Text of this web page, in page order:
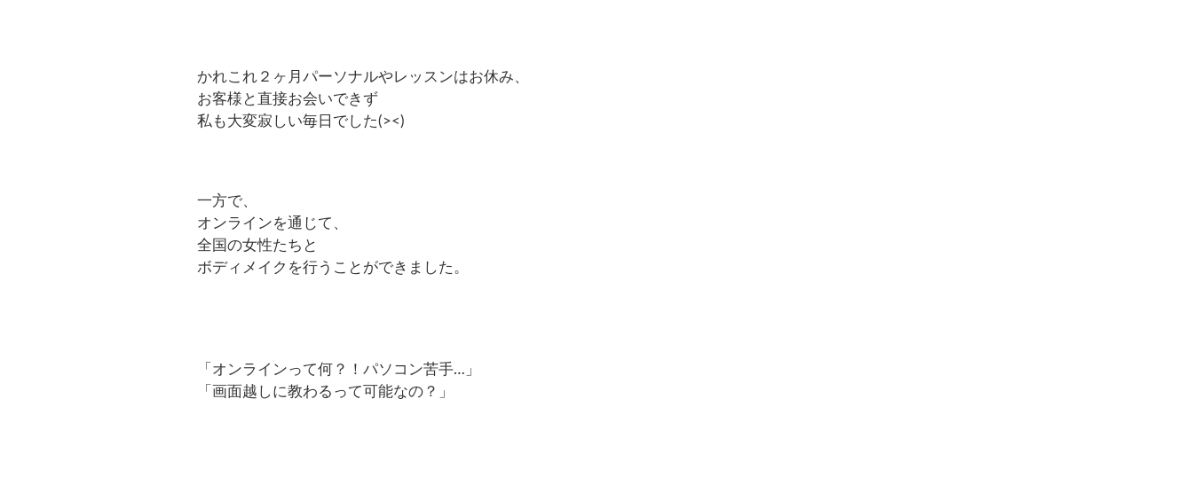
かれこれ２ヶ月パーソナルやレッスンはお休み、
お客様と直接お会いできず
私も大変寂しい毎日でした(><)
一方で、
オンラインを通じて、
全国の女性たちと
ボディメイクを行うことができました。
「オンラインって何？！パソコン苦手… 」
「画面越しに教わるって可能なの？」